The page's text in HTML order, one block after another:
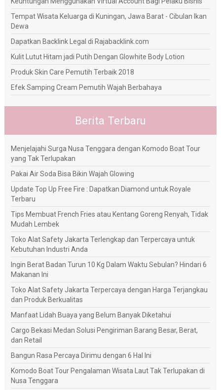
Tempat Wisata Keluarga di Kuningan, Jawa Barat - Cibulan Ikan
Dewa
Dapatkan Backlink Legal di Rajabacklink.com
Kulit Lutut Hitam jadi Putih Dengan Glowhite Body Lotion
Produk Skin Care Pemutih Terbaik 2018
Efek Samping Cream Pemutih Wajah Berbahaya
Berita Terbaru
Menjelajahi Surga Nusa Tenggara dengan Komodo Boat Tour
yang Tak Terlupakan
Pakai Air Soda Bisa Bikin Wajah Glowing
Update Top Up Free Fire : Dapatkan Diamond untuk Royale
Terbaru
Tips Membuat French Fries atau Kentang Goreng Renyah, Tidak
Mudah Lembek
Toko Alat Safety Jakarta Terlengkap dan Terpercaya untuk
Kebutuhan Industri Anda
Ingin Berat Badan Turun 10 Kg Dalam Waktu Sebulan? Hindari 6
Makanan Ini
Toko Alat Safety Jakarta Terpercaya dengan Harga Terjangkau
dan Produk Berkualitas
Manfaat Lidah Buaya yang Belum Banyak Diketahui
Cargo Bekasi Medan Solusi Pengiriman Barang Besar, Berat,
dan Retail
Bangun Rasa Percaya Dirimu dengan 6 Hal Ini
Komodo Boat Tour Pengalaman Wisata Laut Tak Terlupakan di
Nusa Tenggara